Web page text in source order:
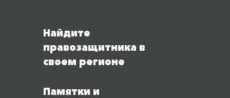
Найдите
правозащитника в
своем регионе
Памятки и